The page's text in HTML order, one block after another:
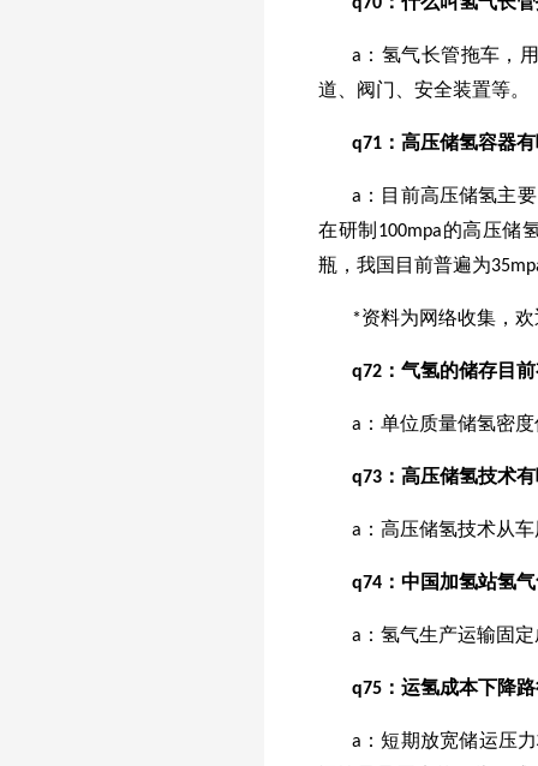
a：氢气长管拖车，
道、阀门、安全装置等。
q71 ：高压储氢容器
a：目前高压储氢主
在研制100mpa的高压储
瓶，我国目前普遍为
*资料为网络收集，欢
q72 ：气氢的储存目
a：单位质量储氢密
q73 ：高压储氢技术
a：高压储氢技术从
q74 ：中国加氢站氢
a：氢气生产运输固
q75 ：运氢成本下降
a：短期放宽储运压